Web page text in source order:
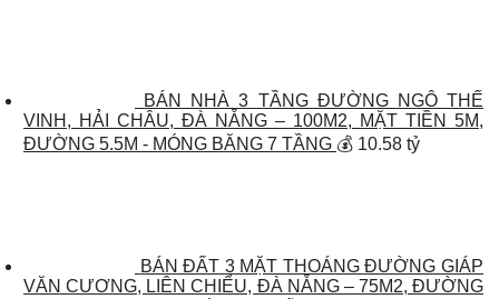
BÁN NHÀ 3 TẦNG ĐƯỜNG NGÔ THẾ
VINH, HẢI CHÂU, ĐÀ NẴNG – 100M2, MẶT TIỀN 5M,
ĐƯỜNG 5.5M - MÓNG BĂNG 7 TẦNG 💰 10.58 tỷ
BÁN ĐẤT 3 MẶT THOÁNG ĐƯỜNG GIÁP
VĂN CƯƠNG, LIÊN CHIỂU, ĐÀ NẴNG – 75M2, ĐƯỜNG